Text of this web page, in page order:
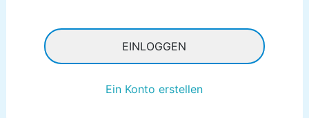
EINLOGGEN
Ein Konto erstellen